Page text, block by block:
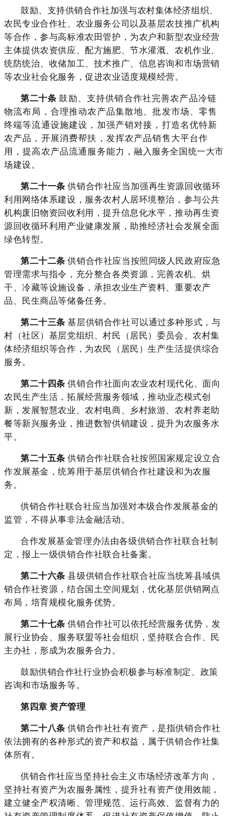
鼓励、支持供销合作社加强与农村集体经济组织、
农民专业合作社、农业服务公司以及基层农技推广机构
等合作，参与高标准农田管护，为农户和新型农业经营
主体提供农资供应、配方施肥、节水灌溉、农机作业、
统防统治、收储加工、技术推广、信息咨询和市场营销
等农业社会化服务，促进农业适度规模经营。
第二十条 鼓励、支持供销合作社完善农产品冷链
物流布局，合理推动农产品集散地、批发市场、零售
终端等流通设施建设，加强产销对接，打造名优特新
农产品，开展消费帮扶，发挥农产品销售大平台作
用，提高农产品流通服务能力，融入服务全国统一大市
场建设。
第二十一条 供销合作社应当加强再生资源回收循环
利用网络体系建设，服务农村人居环境整治，参与公共
机构废旧物资回收利用，提升信息化水平，推动再生资
源回收循环利用产业健康发展，助推经济社会发展全面
绿色转型。
第二十二条 供销合作社应当按照同级人民政府应急
管理需求与指令，充分整合各类资源，完善农机、烘
干、冷藏等设施设备，承担农业生产资料、重要农产
品、民生商品等储备任务。
第二十三条 基层供销合作社可以通过多种形式，与
村（社区）基层党组织、村民（居民）委员会、农村集
体经济组织等合作，为农民（居民）生产生活提供综合
服务。
第二十四条 供销合作社面向农业农村现代化、面向
农民生产生活，拓展经营服务领域，推动业态模式创
新，发展智慧农业、农村电商、乡村旅游、农村养老助
餐等新兴服务业，推进数智供销建设，提升为农服务水
平。
第二十五条 供销合作社联合社按照国家规定设立合
作发展基金，统筹用于基层供销合作社建设和为农服
务。
供销合作社联合社应当加强对本级合作发展基金的
监管，不得从事非法金融活动。
合作发展基金管理办法由各级供销合作社联合社制
定，报上一级供销合作社联合社备案。
第二十六条 县级供销合作社联合社应当统筹县域供
销合作社资源，结合国土空间规划，优化基层供销网点
布局，培育规模化服务优势。
第二十七条 供销合作社可以依托经营服务优势，发
展行业协会、服务联盟等社会组织，坚持联合合作、民
主办社，形成为农服务合力。
鼓励供销合作社行业协会积极参与标准制定、政策
咨询和市场服务等。
第四章 资产管理
第二十八条 供销合作社社有资产，是指供销合作社
依法拥有的各种形式的资产和权益，属于供销合作社集
体所有。
供销合作社应当坚持社会主义市场经济改革方向，
坚持社有资产为农服务属性，提升社有资产使用效能，
建立健全产权清晰、管理规范、运行高效、监督有力的